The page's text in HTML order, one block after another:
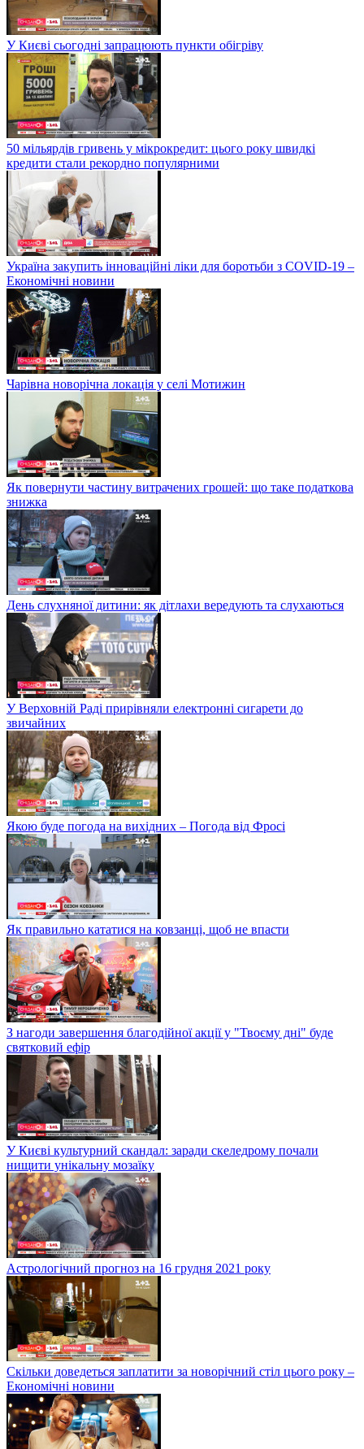
У Києві сьогодні запрацюють пункти обігріву
50 мільярдів гривень у мікрокредит: цього року швидкі
кредити стали рекордно популярними
Україна закупить інноваційні ліки для боротьби з COVID-19 –
Економічні новини
Чарівна новорічна локація у селі Мотижин
Як повернути частину витрачених грошей: що таке податкова
знижка
День слухняної дитини: як дітлахи вередують та слухаються
У Верховній Раді прирівняли електронні сигарети до
звичайних
Якою буде погода на вихідних – Погода від Фросі
Як правильно кататися на ковзанці, щоб не впасти
З нагоди завершення благодійної акції у "Твоєму дні" буде
святковий ефір
У Києві культурний скандал: заради скеледрому почали
нищити унікальну мозаїку
Астрологічний прогноз на 16 грудня 2021 року
Скільки доведеться заплатити за новорічний стіл цього року –
Економічні новини